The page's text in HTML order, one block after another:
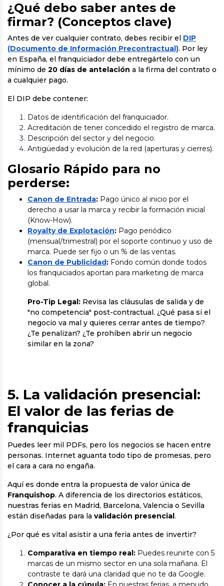
¿Qué debo saber antes de
firmar? (Conceptos clave)
Antes de ver cualquier contrato, debes recibir el DIP
(Documento de Información Precontractual). Por ley
en España, el franquiciador debe entregártelo con un
mínimo de 20 días de antelación a la firma del contrato o
a cualquier pago.
El DIP debe contener:
Datos de identificación del franquiciador.
Acreditación de tener concedido el registro de marca.
Descripción del sector y del negocio.
Antigüedad y evolución de la red (aperturas y cierres).
Glosario Rápido para no
perderse:
Canon de Entrada: Pago único al inicio por el
derecho a usar la marca y recibir la formación inicial
(Know-How).
Royalty de Explotación: Pago periódico
(mensual/trimestral) por el soporte continuo y uso de
marca. Puede ser fijo o un % de las ventas.
Canon de Publicidad: Fondo común donde todos
los franquiciados aportan para marketing de marca
global.
Pro-Tip Legal: Revisa las cláusulas de salida y de
"no competencia" post-contractual. ¿Qué pasa si el
negocio va mal y quieres cerrar antes de tiempo?
¿Te penalizan? ¿Te prohíben abrir un negocio
similar en la zona?
5. La validación presencial:
El valor de las ferias de
franquicias
Puedes leer mil PDFs, pero los negocios se hacen entre
personas. Internet aguanta todo tipo de promesas, pero
el cara a cara no engaña.
Aquí es donde entra la propuesta de valor única de
Franquishop. A diferencia de los directorios estáticos,
nuestras ferias en Madrid, Barcelona, Valencia o Sevilla
están diseñadas para la validación presencial.
¿Por qué es vital asistir a una feria antes de invertir?
Comparativa en tiempo real: Puedes reunirte con 5
marcas de un mismo sector en una sola mañana. El
contraste te dará una claridad que no te da Google.